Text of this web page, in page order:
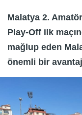
Malatya 2.
Play-Off ilk
mağlup eden
önemli bir